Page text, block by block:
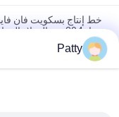
خط إنتاج بسكويت فان
مواد 304 من الفولاذ المقاوم للصدأ
فتات الخبز الآلي لإنتاج
Patty